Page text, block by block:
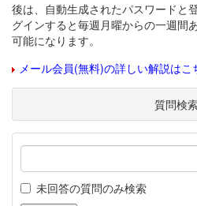
後は、自動生成されたパスワードと
グインすると毎週月曜からの一週間
可能になります。
メール会員(無料)の詳しい解説はこ
質問検
未回答の質問のみ検索